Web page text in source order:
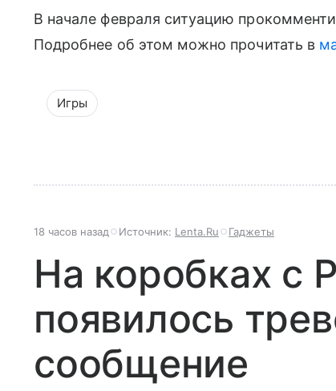
В начале февраля ситуацию
Подробнее об этом можно прочитать в
Игры
18 часов назад Источник: Lenta.Ru Гаджеты
На коробках с
появилось
сообщение